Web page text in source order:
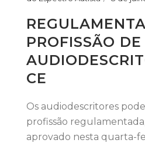
PROFISSÃO DE
CE
Os audiodescritores
profissão
aprovado nesta quarta-